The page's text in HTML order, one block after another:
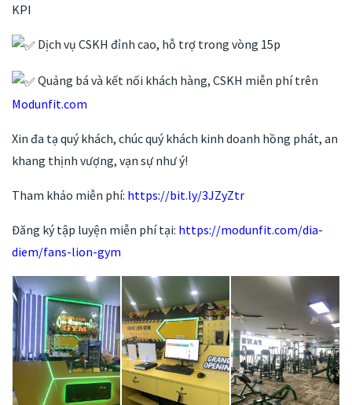
KPI
Dịch vụ CSKH đỉnh cao, hỗ trợ trong vòng 15p
Quảng bá và kết nối khách hàng, CSKH miễn phí trên
Modunfit.com
Xin đa tạ quý khách, chúc quý khách kinh doanh hồng phát, an
khang thịnh vượng, vạn sự như ý!
Tham khảo miễn phí: https://bit.ly/3JZyZtr
Đăng ký tập luyện miễn phí tại: https://modunfit.com/dia-
diem/fans-lion-gym